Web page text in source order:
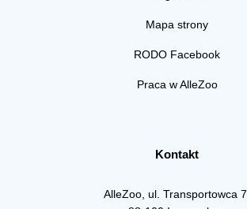
Mapa strony
RODO Facebook
Praca w AlleZoo
Kontakt
AlleZoo, ul. Transportowca 7,